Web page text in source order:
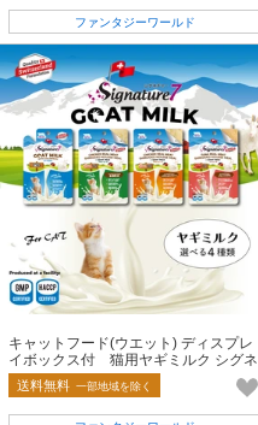
ファンタジーワールド
キャットフード(ウエット) ディスプレ
イボックス付 猫用ヤギミルク シグネ
チャー7 ゴートミルク
送料無料 一部地域を除く